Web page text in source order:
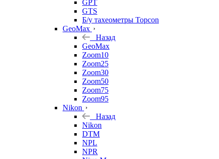
GPT
GTS
Б/у тахеометры Topcon
GeoMax
Назад
GeoMax
Zoom10
Zoom25
Zoom30
Zoom50
Zoom75
Zoom95
Nikon
Назад
Nikon
DTM
NPL
NPR